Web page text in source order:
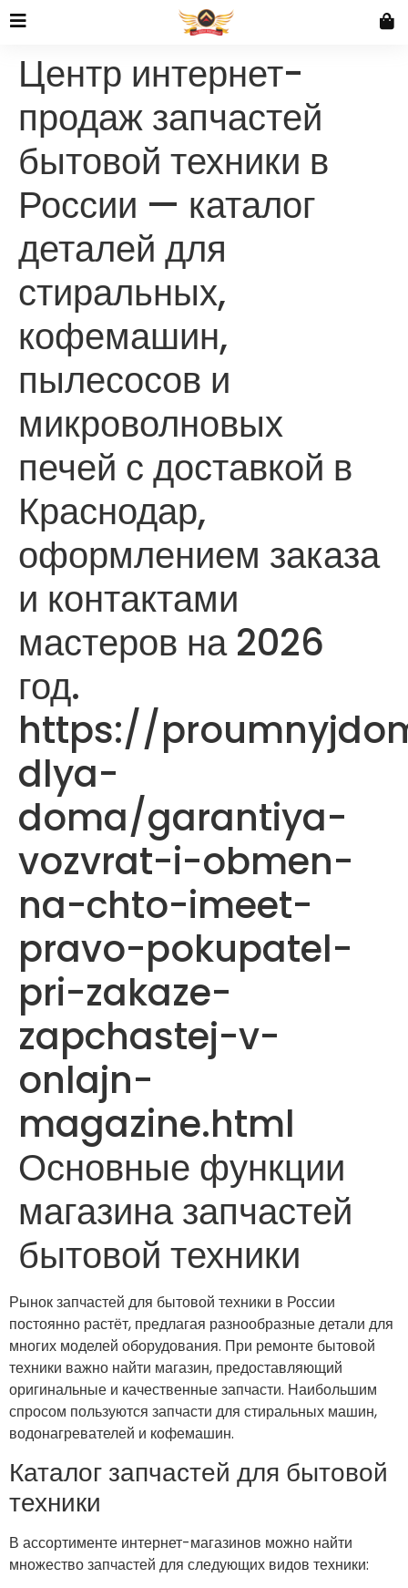
Центр интернет-
продаж запчастей
бытовой техники в
России — каталог
деталей для
стиральных,
кофемашин,
пылесосов и
микроволновых
печей с доставкой в
Краснодар,
оформлением заказа
и контактами
мастеров на 2026
год.
https://
dlya-
doma/garantiya-
vozvrat-i-obmen-
na-chto-imeet-
pravo-pokupatel-
pri-zakaze-
zapchastej-v-
onlajn-
magazine.html
Основные функции
магазина запчастей
бытовой техники
Рынок запчастей для бытовой техники в России
постоянно растёт, предлагая разнообразные детали для
многих моделей оборудования. При ремонте бытовой
техники важно найти магазин, предоставляющий
оригинальные и качественные запчасти. Наибольшим
спросом пользуются запчасти для стиральных машин,
водонагревателей и кофемашин.
Каталог запчастей для бытовой
техники
В ассортименте интернет-магазинов можно найти
множество запчастей для следующих видов техники: